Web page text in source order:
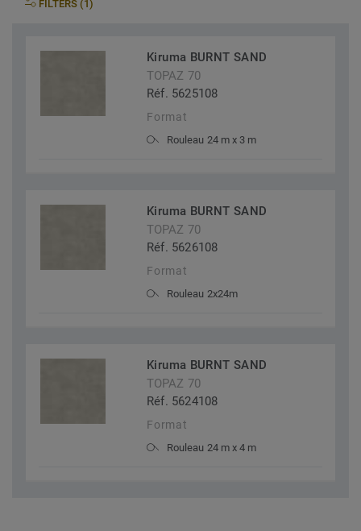
FILTERS (1)
Kiruma BURNT SAND
TOPAZ 70
Réf. 5625108
Format
Rouleau 24 m x 3 m
Kiruma BURNT SAND
TOPAZ 70
Réf. 5626108
Format
Rouleau 2x24m
Kiruma BURNT SAND
TOPAZ 70
Réf. 5624108
Format
Rouleau 24 m x 4 m